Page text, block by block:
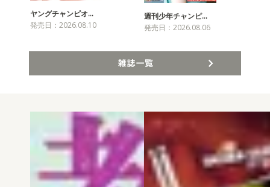
ヤングチャンピオ…
発売日：2026.08.10
週刊少年チャンピ…
発売日：2026.08.06